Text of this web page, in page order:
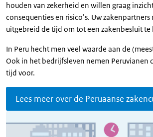
houden van zekerheid en willen graag
consequenties en risico’s. Uw
uitgebreid de tijd om tot een zakenbesluit te
In Peru hecht men veel waarde aan de
Ook in het bedrijfsleven nemen Peruvianen
tijd voor.
Lees meer over de Peruaanse